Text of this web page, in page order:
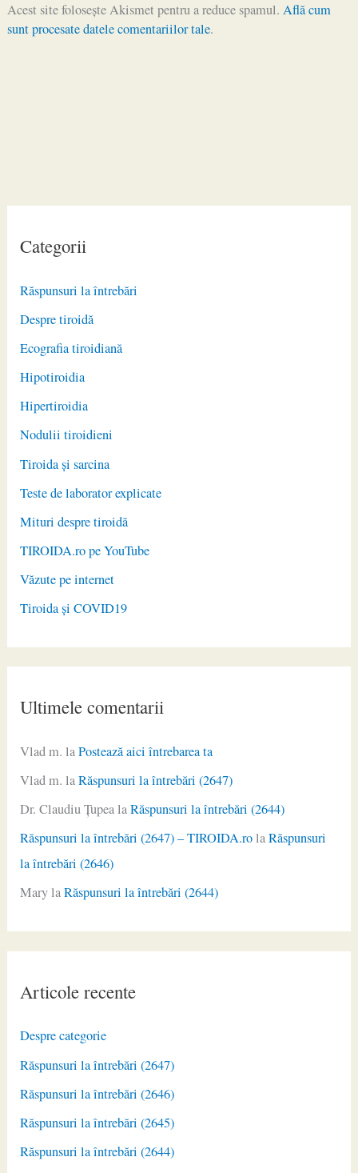
Categorii
Răspunsuri la întrebări
Despre tiroidă
Ecografia tiroidiană
Hipotiroidia
Hipertiroidia
Nodulii tiroidieni
Tiroida și sarcina
Teste de laborator explicate
Mituri despre tiroidă
TIROIDA.ro pe YouTube
Văzute pe internet
Tiroida și COVID19
Ultimele comentarii
Vlad m. laPostează aici întrebarea ta
Vlad m. laRăspunsuri la întrebări (2647)
Dr. Claudiu ŢupealaRăspunsuri la întrebări (2644)
Răspunsuri la întrebări (2647) – TIROIDA.rolaRăspunsuri
la întrebări (2646)
MarylaRăspunsuri la întrebări (2644)
Articole recente
Despre categorie
Răspunsuri la întrebări (2647)
Răspunsuri la întrebări (2646)
Răspunsuri la întrebări (2645)
Răspunsuri la întrebări (2644)
Acest site folosește Akismet pentru a reduce spamul. Află cum
sunt procesate datele comentariilor tale.